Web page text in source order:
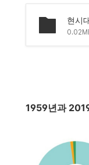
1959년과